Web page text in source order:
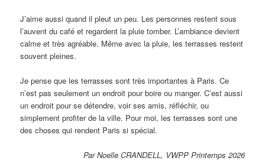
J’aime aussi quand il pleut un peu. Les personnes restent sous
l’auvent du café et regardent la pluie tomber. L’ambiance devient
calme et très agréable. Même avec la pluie, les terrasses restent
souvent pleines.
Je pense que les terrasses sont très importantes à Paris. Ce
n’est pas seulement un endroit pour boire ou manger. C’est aussi
un endroit pour se détendre, voir ses amis, réfléchir, ou
simplement profiter de la ville. Pour moi, les terrasses sont une
des choses qui rendent Paris si spécial.
Par Noelle CRANDELL, VWPP Printemps 2026